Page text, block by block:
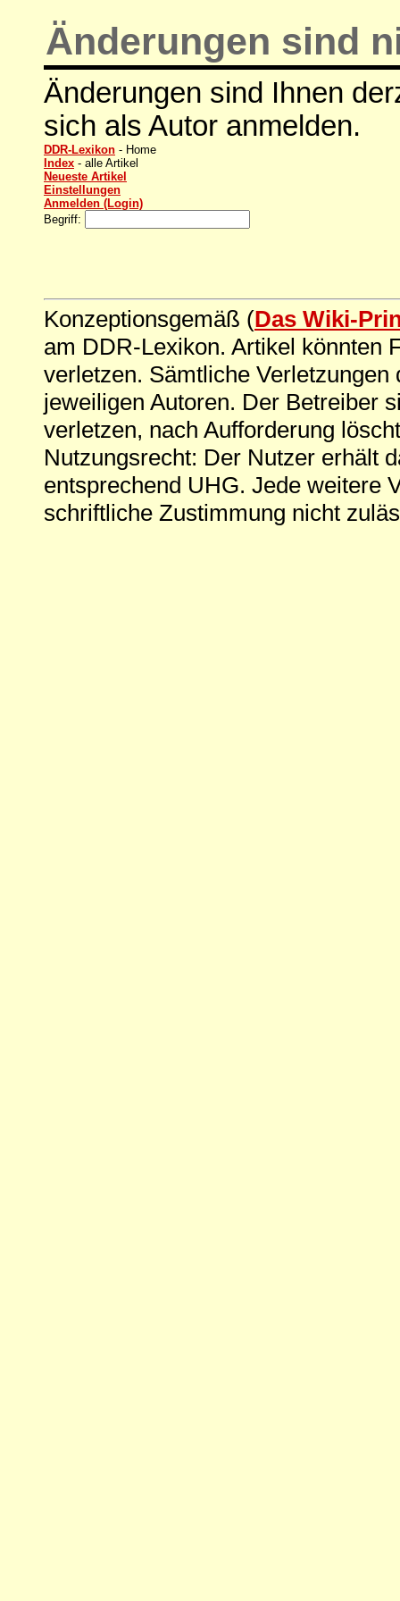
Änderungen sind
Änderungen sind Ihnen
sich als Autor anmelden.
DDR-Lexikon - Home
Index - alle Artikel
Neueste Artikel
Einstellungen
Anmelden (Login)
Begriff:
Konzeptionsgemäß (Das Wiki-
am DDR-Lexikon. Artikel könnten
verletzen. Sämtliche
jeweiligen Autoren. Der Betreiber
verletzen, nach Aufforderung
Nutzungsrecht: Der Nutzer erhält
entsprechend UHG. Jede weitere
schriftliche Zustimmung nicht